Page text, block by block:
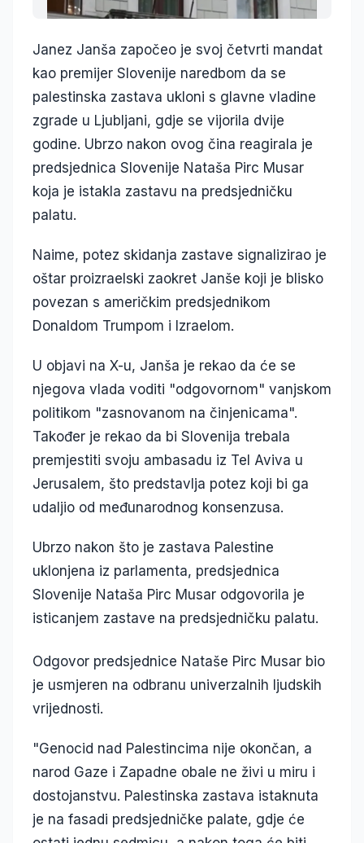
Janez Janša započeo je svoj četvrti mandat
kao premijer Slovenije naredbom da se
palestinska zastava ukloni s glavne vladine
zgrade u Ljubljani, gdje se vijorila dvije
godine. Ubrzo nakon ovog čina reagirala je
predsjednica Slovenije Nataša Pirc Musar
koja je istakla zastavu na predsjedničku
palatu.
Naime, potez skidanja zastave signalizirao je
oštar proizraelski zaokret Janše koji je blisko
povezan s američkim predsjednikom
Donaldom Trumpom i Izraelom.
U objavi na X-u, Janša je rekao da će se
njegova vlada voditi "odgovornom" vanjskom
politikom "zasnovanom na činjenicama".
Također je rekao da bi Slovenija trebala
premjestiti svoju ambasadu iz Tel Aviva u
Jerusalem, što predstavlja potez koji bi ga
udaljio od međunarodnog konsenzusa.
Ubrzo nakon što je zastava Palestine
uklonjena iz parlamenta, predsjednica
Slovenije Nataša Pirc Musar odgovorila je
isticanjem zastave na predsjedničku palatu.
Odgovor predsjednice Nataše Pirc Musar bio
je usmjeren na odbranu univerzalnih ljudskih
vrijednosti.
"Genocid nad Palestincima nije okončan, a
narod Gaze i Zapadne obale ne živi u miru i
dostojanstvu. Palestinska zastava istaknuta
je na fasadi predsjedničke palate, gdje će